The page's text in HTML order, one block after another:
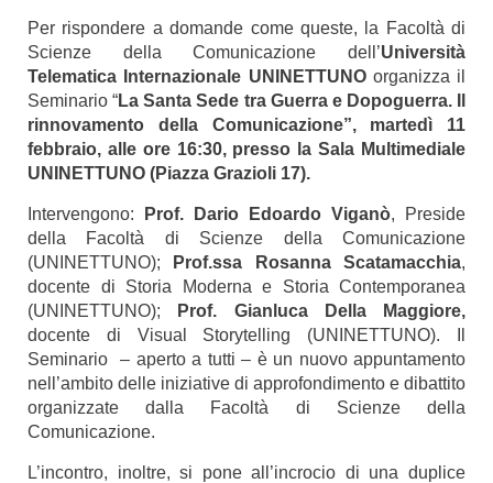
Per rispondere a domande come queste, la Facoltà di
Scienze della Comunicazione dell’Università
Telematica Internazionale UNINETTUNO organizza il
Seminario “La Santa Sede tra Guerra e Dopoguerra. Il
rinnovamento della Comunicazione”, martedì 11
febbraio, alle ore 16:30, presso la Sala Multimediale
UNINETTUNO (Piazza Grazioli 17).
Intervengono: Prof. Dario Edoardo Viganò, Preside
della Facoltà di Scienze della Comunicazione
(UNINETTUNO);
Prof.ssa Rosanna Scatamacchia,
docente di Storia Moderna e Storia Contemporanea
(UNINETTUNO);
Prof. Gianluca Della Maggiore,
docente di Visual Storytelling (UNINETTUNO).
Seminario – aperto a tutti – è un nuovo appuntamento
nell’ambito delle iniziative di approfondimento e dibattito
organizzate dalla Facoltà di Scienze della
Comunicazione.
L’incontro, inoltre, si pone all’incrocio di una duplice